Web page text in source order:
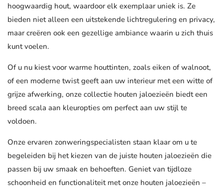
hoogwaardig hout, waardoor elk exemplaar uniek is. Ze
bieden niet alleen een uitstekende lichtregulering en privacy,
maar creëren ook een gezellige ambiance waarin u zich thuis
kunt voelen.
Of u nu kiest voor warme houttinten, zoals eiken of walnoot,
of een moderne twist geeft aan uw interieur met een witte of
grijze afwerking, onze collectie houten jaloezieën biedt een
breed scala aan kleuropties om perfect aan uw stijl te
voldoen.
Onze ervaren zonweringspecialisten staan klaar om u te
begeleiden bij het kiezen van de juiste houten jaloezieën die
passen bij uw smaak en behoeften. Geniet van tijdloze
schoonheid en functionaliteit met onze houten jaloezieën –